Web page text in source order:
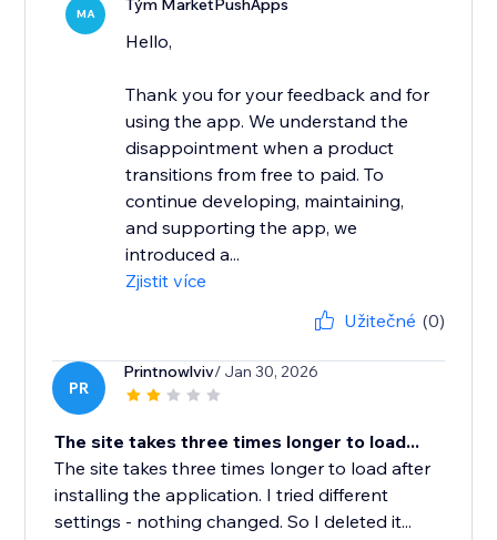
MA Tým MarketPushApps
Hello,
Thank you for your feedback and for
using the app. We understand the
disappointment when a product
transitions from free to paid. To
continue developing, maintaining,
and supporting the app, we
introduced a...
Zjistit více
Užitečné (0)
PR
Printnowlviv/ Jan 30, 2026
The site takes three times longer to load...
The site takes three times longer to load after
installing the application. I tried different
settings - nothing changed. So I deleted it...